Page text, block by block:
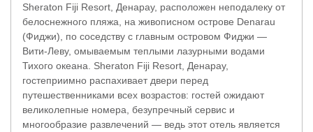
Sheraton Fiji Resort, Денарау, расположен неподалеку от
белоснежного пляжа, на живописном острове Denarau
(Фиджи), по соседству с главным островом Фиджи —
Вити-Леву, омываемым теплыми лазурными водами
Тихого океана. Sheraton Fiji Resort, Денарау,
гостеприимно распахивает двери перед
путешественниками всех возрастов: гостей ожидают
великолепные номера, безупречный сервис и
многообразие развлечений — ведь этот отель является